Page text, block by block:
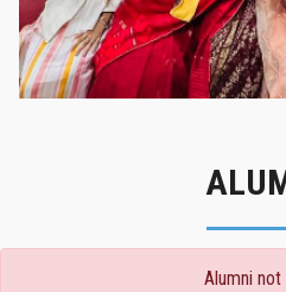
Alumni not